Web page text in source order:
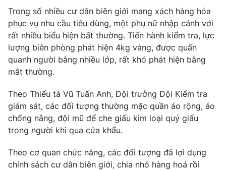
Chất lượng cuộc sống
Học trực tuyến
Công nghệ
Hitech Công nghệ tương lai
Sản phẩm
Thị trường
Tư vấn
Giao lưu trực tuyến
Lịch phát sóng
Chuyên mục khác
Emagazine Podcast
Photo Infographic
Trong số nhiều cư dân biên giới mang xách hàng hóa
phục vụ nhu cầu tiêu dùng, một phụ nữ nhập cảnh với
rất nhiều biểu hiện bất thường. Tiến hành kiểm tra, lực
lượng biên phòng phát hiện 4kg vàng, được quấn
quanh người bằng nhiều lớp, rất khó phát hiện bằng
mắt thường.
Theo Thiếu tá Vũ Tuấn Anh, Đội trưởng Đội Kiểm tra
giám sát, các đối tượng thường mặc quần áo rộng, áo
chống nắng, đội mũ để che giấu kim loại quý giấu
trong người khi qua cửa khẩu.
Theo cơ quan chức năng, các đối tượng đã lợi dụng
chính sách cư dân biên giới, chia nhỏ hàng hoá rồi